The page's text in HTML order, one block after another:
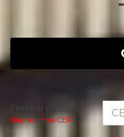
Frete e prazo:
Não sei meu CEP